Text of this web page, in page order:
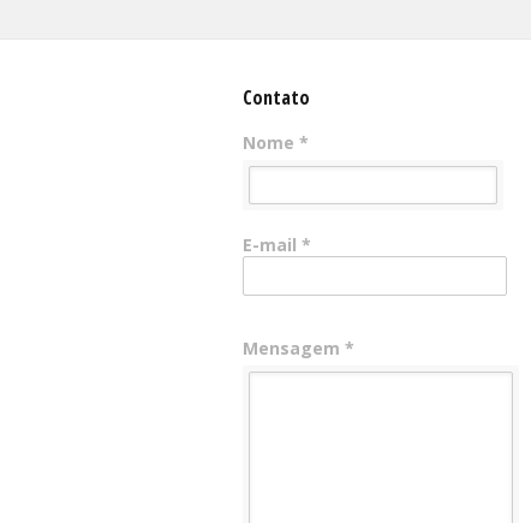
Contato
Nome *
E-mail *
Mensagem *